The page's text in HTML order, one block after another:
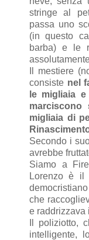
stringe al
passa uno
(in questo
barba) e le
Il mestiere
consiste nel
le migliaia
migliaia di
Secondo i
avrebbe
Siamo a
Lorenzo è il
che
e raddrizzava
Il poliziotto,
intelligente,